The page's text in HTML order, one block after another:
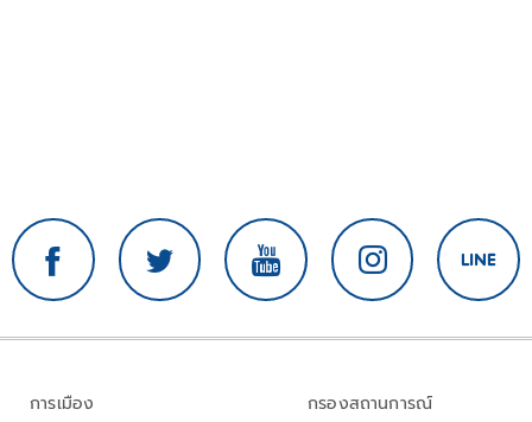
การเมือง
กรองสถานการณ์